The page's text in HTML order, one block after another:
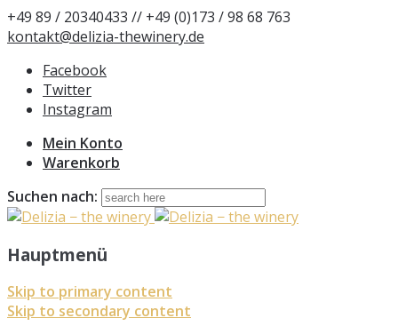
+49 89 / 20340433 // +49 (0)173 / 98 68 763
kontakt@delizia-thewinery.de
Facebook
Twitter
Instagram
Mein Konto
Warenkorb
Suchen nach:
Hauptmenü
Skip to primary content
Skip to secondary content